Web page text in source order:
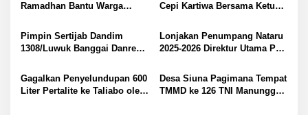
Ramadhan Bantu Warga
Jelang Idul Fitri 1447H
Cepi Kartiwa Bersama Ketua
Bagikan Takjil pada Warga
Pimpin Sertijab Dandim
1308/Luwuk Banggai Danrem
Pentingnya Regenerasi
Kepemimpinan
Lonjakan Penumpang Nataru
2025-2026 Direktur Utama PT
639 Ribu Tiket dan 55 Kapal
Layani Mobilitas Nasional
Gagalkan Penyelundupan 600
Liter Pertalite ke Taliabo oleh
Desa Siuna Pagimana Tempat
TMMD ke 126 TNI Manunggal